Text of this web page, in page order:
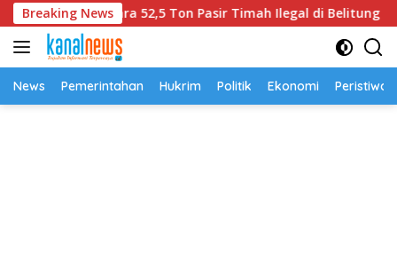
Langsung
ke
konten
Breaking News
Perkara 52,5 Ton Pasir Timah Ilegal di Belitung
News Pemerintahan Hukrim Politik Ekonomi Peristiwa